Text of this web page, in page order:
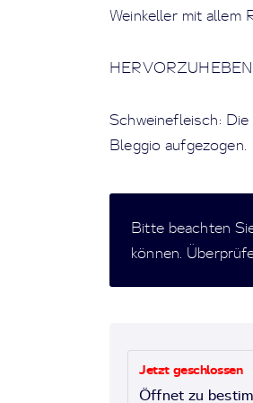
Weinkeller mit allem
HERVORZUHEBEN:
Schweinefleisch:
Bleggio aufgezogen.
Bitte beachten
können.
Jetzt geschlossen
Öffnet zu